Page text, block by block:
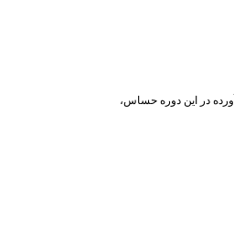
در این دوره حساس،